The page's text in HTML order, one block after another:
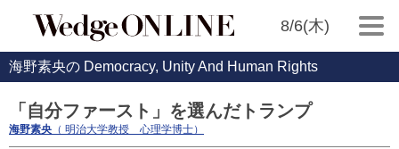
8/6(木)
海野素央の Democracy, Unity And Human Rights
「自分ファースト」を選んだトランプ
海野素央 （ 明治大学教授 心理学博士）